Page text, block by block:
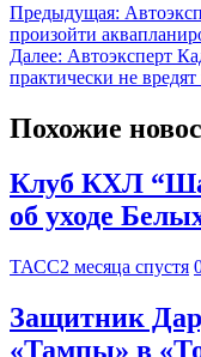
Предыдущая:
произойти
Далее: Автоэксперт
практически не
Похожие
Клуб КХЛ
об уходе
ТАСС2 месяца спустя
Защитник
«Тампы» в